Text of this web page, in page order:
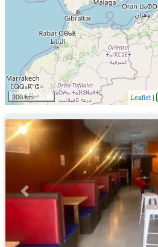
300 km Leaflet |